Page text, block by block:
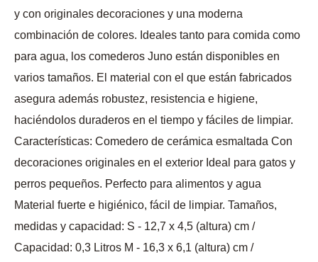
y con originales decoraciones y una moderna
combinación de colores. Ideales tanto para comida como
para agua, los comederos Juno están disponibles en
varios tamaños. El material con el que están fabricados
asegura además robustez, resistencia e higiene,
haciéndolos duraderos en el tiempo y fáciles de limpiar.
Características: Comedero de cerámica esmaltada Con
decoraciones originales en el exterior Ideal para gatos y
perros pequeños. Perfecto para alimentos y agua
Material fuerte e higiénico, fácil de limpiar. Tamaños,
medidas y capacidad: S - 12,7 x 4,5 (altura) cm /
Capacidad: 0,3 Litros M - 16,3 x 6,1 (altura) cm /